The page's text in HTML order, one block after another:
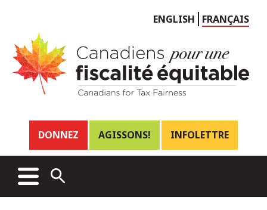
Choose
language
ENGLISH FRANÇAIS
Header
links
DONNEZ AGISSONS! INFOLETTRE
Main
menu
MENUOPEN
SEARCH